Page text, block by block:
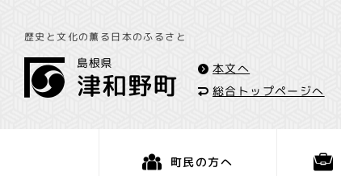
歴史と文化の薫る日本のふるさと
本文へ
総合トップページへ
町民の方へ